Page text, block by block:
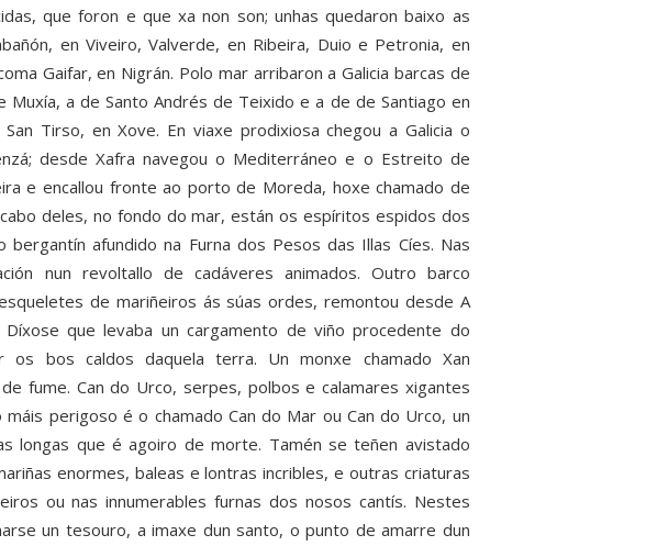
que foron e que xa non son; unhas quedaron baixo as
en Viveiro, Valverde, en Ribeira, Duio e Petronia, en
Gaifar, en Nigrán. Polo mar arribaron a Galicia barcas de
a de Santo Andrés de Teixido e a de de Santiago en
Tirso, en Xove. En viaxe prodixiosa chegou a Galicia o
desde Xafra navegou o Mediterráneo e o Estreito de
e encallou fronte ao porto de Moreda, hoxe chamado de
deles, no fondo do mar, están os espíritos espidos dos
afundido na Furna dos Pesos das Illas Cíes. Nas
nun revoltallo de cadáveres animados. Outro barco
de mariñeiros ás súas ordes, remontou desde A
que levaba un cargamento de viño procedente do
os bos caldos daquela terra. Un monxe chamado Xan
fume. Can do Urco, serpes, polbos e calamares xigantes
perigoso é o chamado Can do Mar ou Can do Urco, un
longas que é agoiro de morte. Tamén se teñen avistado
enormes, baleas e lontras incribles, e outras criaturas
ou nas innumerables furnas dos nosos cantís. Nestes
un tesouro, a imaxe dun santo, o punto de amarre dun